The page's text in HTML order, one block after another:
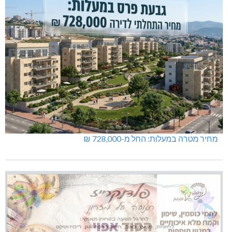
מחיר מטרה במעלות: החל מ-728,000 ₪